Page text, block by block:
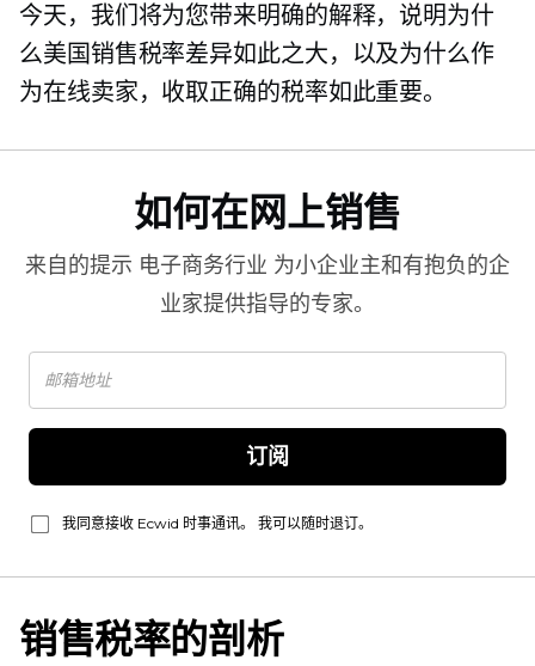
今天，我们将为您带来明确的解释，说明为什
么美国销售税率差异如此之大，以及为什么作
为在线卖家，收取正确的税率如此重要。
如何在网上销售
来自的提示 电子商务行业 为小企业主和有抱负的企
业家提供指导的专家。
订阅
我同意接收 Ecwid 时事通讯。 我可以随时退订。
销售税率的剖析